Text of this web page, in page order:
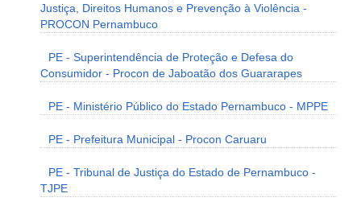
Justiça, Direitos Humanos e Prevenção à Violência -
PROCON Pernambuco
PE - Superintendência de Proteção e Defesa do
Consumidor - Procon de Jaboatão dos Guararapes
PE - Ministério Público do Estado Pernambuco - MPPE
PE - Prefeitura Municipal - Procon Caruaru
PE - Tribunal de Justiça do Estado de Pernambuco -
TJPE